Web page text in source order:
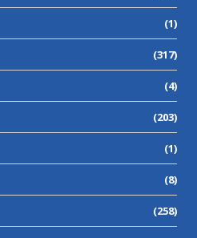
(1)
(317)
(4)
(203)
(1)
(8)
(258)